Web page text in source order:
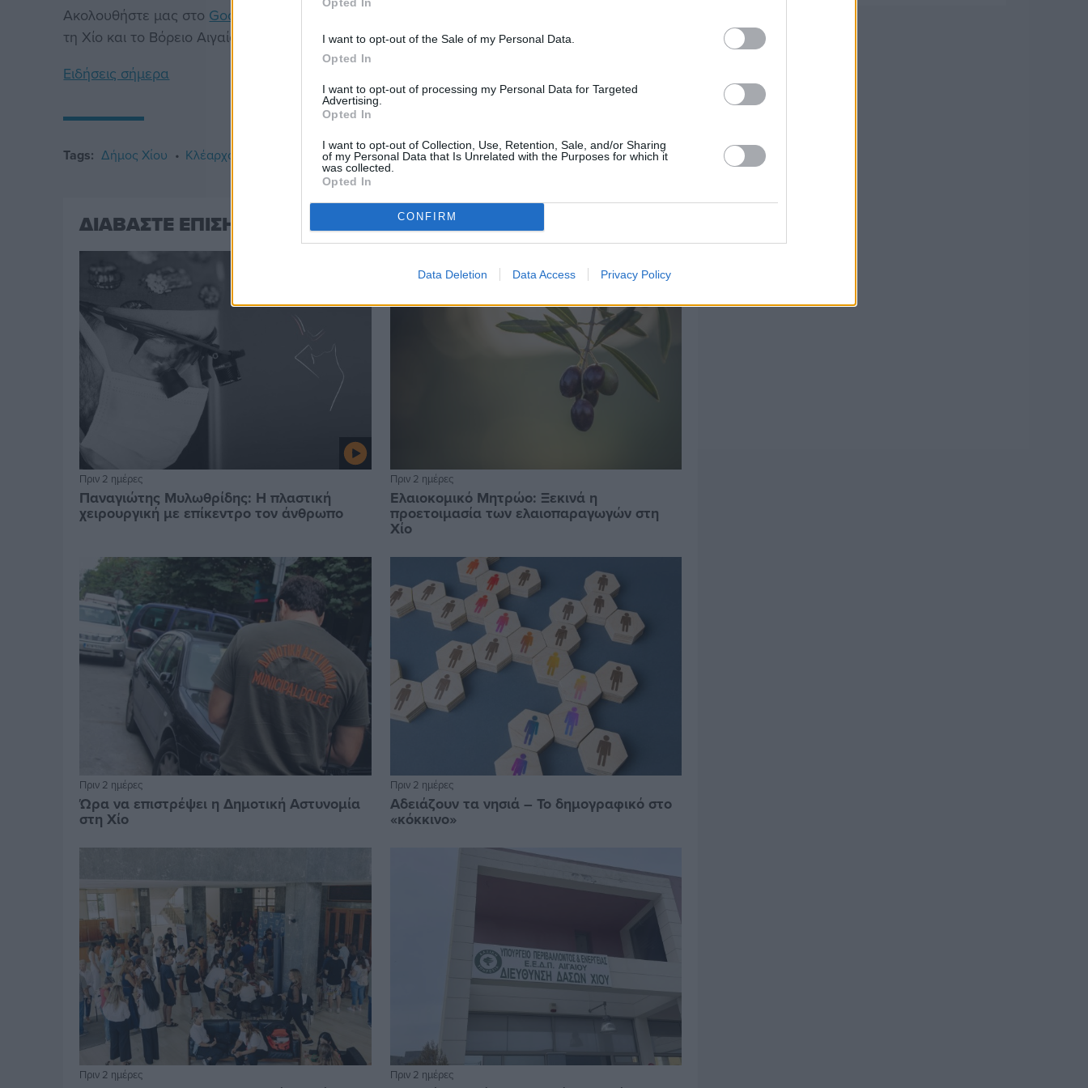
I want to opt-out of the Sale of my Personal Data.
Opted In
I want to opt-out of processing my Personal Data for Targeted
Advertising.
Opted In
I want to opt-out of Collection, Use, Retention, Sale, and/or Sharing
of my Personal Data that Is Unrelated with the Purposes for which it
was collected.
Opted In
CONFIRM
Data Deletion Data Access Privacy Policy
Ακολουθήστε μας στο Google News . Μπείτε στην
τη Χίο και το Βόρειο Αιγαίο.
Ειδήσεις σήμερα
Tags: Δήμος Χίου Κλέαρχος Χρύσης
ΔΙΑΒΑΣΤΕ ΕΠΙΣΗΣ
Πριν 2 ημέρες
Παναγιώτης Μυλωθρίδης: Η πλαστική
χειρουργική με επίκεντρο τον άνθρωπο
Πριν 2 ημέρες
Ελαιοκομικό Μητρώο: Ξεκινά η
προετοιμασία των ελαιοπαραγωγών στη
Χίο
Πριν 2 ημέρες
Ώρα να επιστρέψει η Δημοτική Αστυνομία
στη Χίο
Πριν 2 ημέρες
Αδειάζουν τα νησιά – Το δημογραφικό στο
«κόκκινο»
Πριν 2 ημέρες Πριν 2 ημέρες